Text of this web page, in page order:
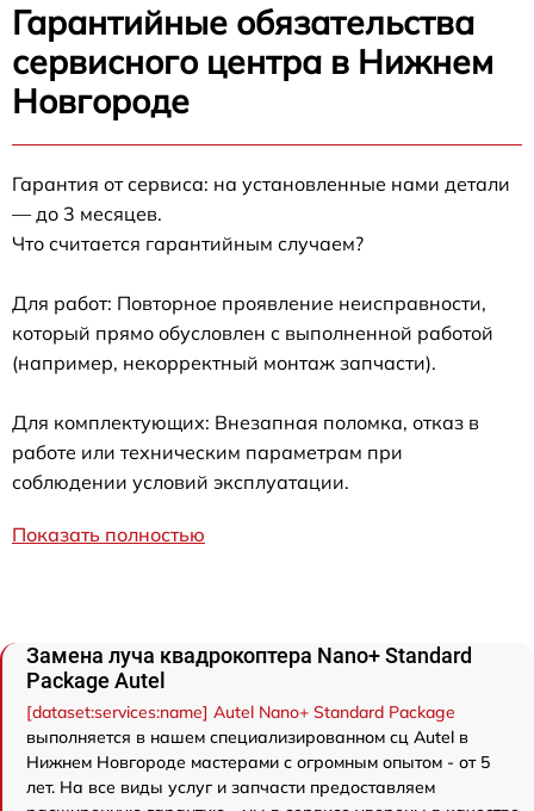
Гарантийные обязательства
сервисного центра в Нижнем
Новгороде
Гарантия от сервиса: на установленные нами детали
— до 3 месяцев.
Что считается гарантийным случаем?
Для работ: Повторное проявление неисправности,
который прямо обусловлен с выполненной работой
(например, некорректный монтаж запчасти).
Для комплектующих: Внезапная поломка, отказ в
работе или техническим параметрам при
соблюдении условий эксплуатации.
Показать полностью
Замена луча квадрокоптера Nano+ Standard
Package Autel
[dataset:services:name] Autel Nano+ Standard Package
выполняется в нашем специализированном сц Autel в
Нижнем Новгороде мастерами с огромным опытом - от 5
лет. На все виды услуг и запчасти предоставляем